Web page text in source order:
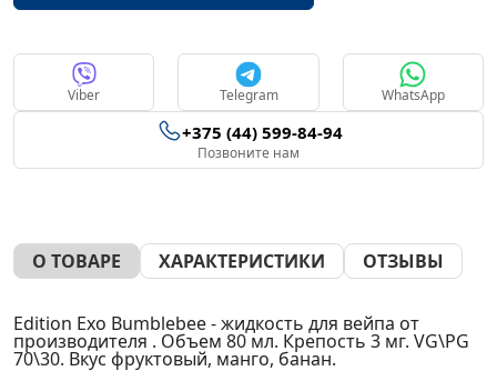
Viber Telegram WhatsApp
+375 (44) 599-84-94
Позвоните нам
О ТОВАРЕ ХАРАКТЕРИСТИКИ ОТЗЫВЫ
Edition Exo Bumblebee - жидкость для вейпа от
производителя . Объем 80 мл. Крепость 3 мг. VG\PG
70\30. Вкус фруктовый, манго, банан.